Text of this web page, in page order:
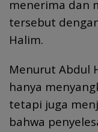
menerima dan
tersebut
Halim.
Menurut Abdul
hanya
tetapi juga
bahwa